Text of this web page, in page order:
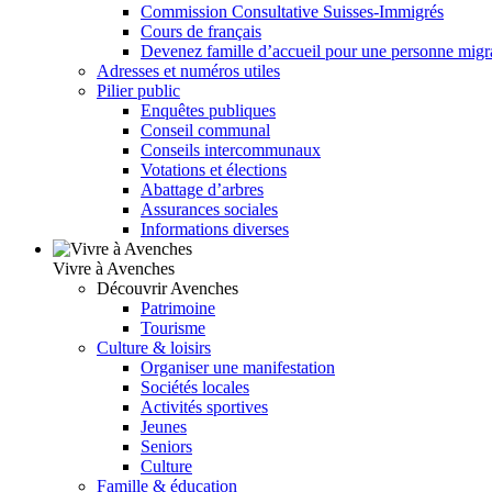
Commission Consultative Suisses-Immigrés
Cours de français
Devenez famille d’accueil pour une personne
Adresses et numéros utiles
Pilier public
Enquêtes publiques
Conseil communal
Conseils intercommunaux
Votations et élections
Abattage d’arbres
Assurances sociales
Informations diverses
Vivre à Avenches
Découvrir Avenches
Patrimoine
Tourisme
Culture & loisirs
Organiser une manifestation
Sociétés locales
Activités sportives
Jeunes
Seniors
Culture
Famille & éducation